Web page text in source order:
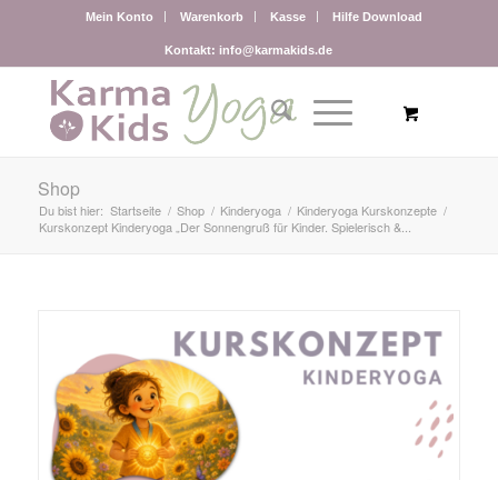
Mein Konto Warenkorb Kasse Hilfe Download
Kontakt: info@karmakids.de
Shop
Du bist hier: Startseite / Shop / Kinderyoga / Kinderyoga Kurskonzepte /
Kurskonzept Kinderyoga „Der Sonnengruß für Kinder. Spielerisch &...